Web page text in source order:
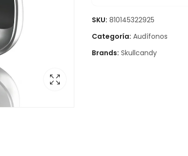
SKU: 810145322925
Categoría: Audífonos
Brands: Skullcandy